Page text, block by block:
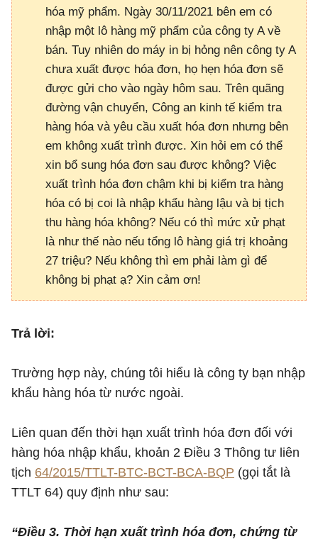
hóa mỹ phẩm. Ngày 30/11/2021 bên em có
nhập một lô hàng mỹ phẩm của công ty A về
bán. Tuy nhiên do máy in bị hỏng nên công ty A
chưa xuất được hóa đơn, họ hẹn hóa đơn sẽ
được gửi cho vào ngày hôm sau. Trên quãng
đường vận chuyển, Công an kinh tế kiểm tra
hàng hóa và yêu cầu xuất hóa đơn nhưng bên
em không xuất trình được. Xin hỏi em có thể
xin bổ sung hóa đơn sau được không? Việc
xuất trình hóa đơn chậm khi bị kiểm tra hàng
hóa có bị coi là nhập khẩu hàng lậu và bị tịch
thu hàng hóa không? Nếu có thì mức xử phạt
là như thế nào nếu tổng lô hàng giá trị khoảng
27 triệu? Nếu không thì em phải làm gì để
không bị phạt ạ? Xin cảm ơn!
Trả lời:
Trường hợp này, chúng tôi hiểu là công ty bạn nhập
khẩu hàng hóa từ nước ngoài.
Liên quan đến thời hạn xuất trình hóa đơn đối với
hàng hóa nhập khẩu, khoản 2 Điều 3 Thông tư liên
tịch 64/2015/TTLT-BTC-BCT-BCA-BQP (gọi tắt là
TTLT 64) quy định như sau:
“Điều 3. Thời hạn xuất trình hóa đơn, chứng từ